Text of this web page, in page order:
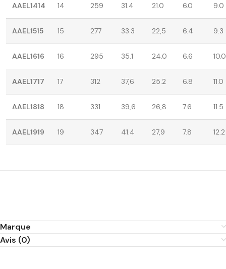
AAEL1414 14 259 31.4 21.0 6.0 9.0
AAEL1515 15 277 33.3 22,5 6.4 9.3
AAEL1616 16 295 35.1 24.0 6.6 10.0
AAEL1717 17 312 37,6 25.2 6.8 11.0
AAEL1818 18 331 39,6 26,8 7.6 11.5
AAEL1919 19 347 41.4 27,9 7.8 12.2
Marque
Avis (0)